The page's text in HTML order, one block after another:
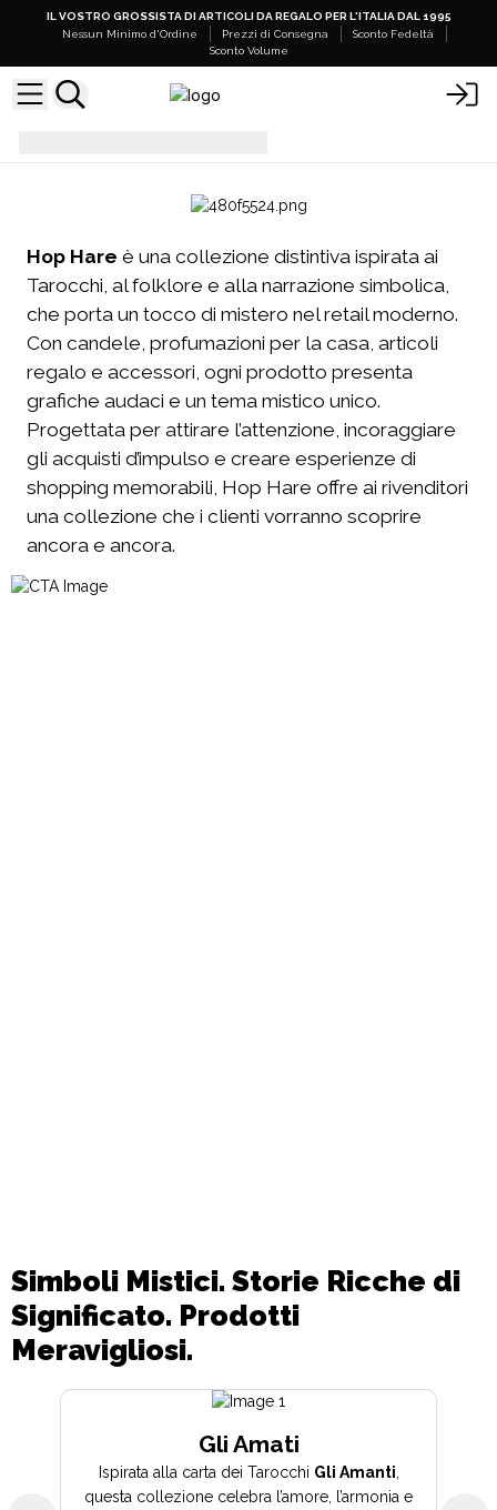
IL VOSTRO GROSSISTA DI ARTICOLI DA REGALO PER L'ITALIA DAL 1995
Nessun Minimo d'Ordine
Prezzi di Consegna
Sconto Fedeltà
Sconto Volume
Hop Hare è una collezione distintiva ispirata ai
Tarocchi, al folklore e alla narrazione simbolica,
che porta un tocco di mistero nel retail moderno.
Con candele, profumazioni per la casa, articoli
regalo e accessori, ogni prodotto presenta
grafiche audaci e un tema mistico unico.
Progettata per attirare l’attenzione, incoraggiare
gli acquisti d’impulso e creare esperienze di
shopping memorabili, Hop Hare offre ai rivenditori
una collezione che i clienti vorranno scoprire
ancora e ancora.
Simboli Mistici. Storie Ricche di
Significato. Prodotti
Meravigliosi.
Gli Amati
Ispirata alla carta dei Tarocchi Gli Amanti
questa collezione celebra l’amore, l’armonia e